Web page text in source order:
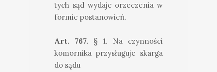
tych sąd wydaje orzeczenia w
formie postanowień.
Art. 767. § 1. Na czynności
komornika przysługuje skarga
do sądu